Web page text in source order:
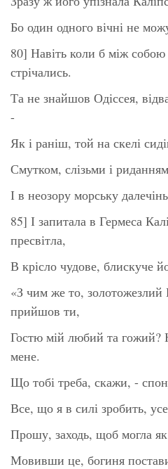
Бо один одного вічні не
80] Навіть коли б між
стрічались.
Та не знайшов Одіссея,
-
Як і раніш, той на скелі
Смутком, слізьми і
І в неозору морську
85] І запитала в Гермеса
пресвітла,
В крісло чудове, блискуче
«З чим же то, золотожезлий
прийшов ти,
Гостю мій любий та гожий?
мене.
Що тобі треба, скажи, -
Все, що я в силі зробить,
Прошу, заходь, щоб могла
Мовивши це, богиня